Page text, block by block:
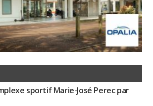
sportif Marie-José Perec par